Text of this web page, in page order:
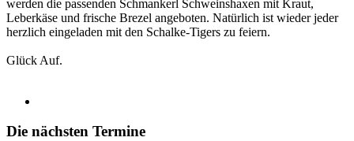
werden die passenden Schmankerl Schweinshaxen mit Kraut,
Leberkäse und frische Brezel angeboten. Natürlich ist wieder jeder
herzlich eingeladen mit den Schalke-Tigers zu feiern.
Glück Auf.
Die nächsten Termine